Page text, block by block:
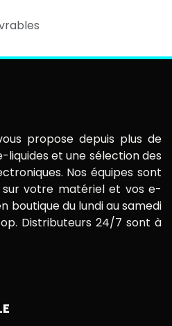
vous propose depuis plus de
liquides et une sélection des
Nos équipes sont
votre matériel et vos e-
boutique du lundi au samedi
Distributeurs 24/7 sont à